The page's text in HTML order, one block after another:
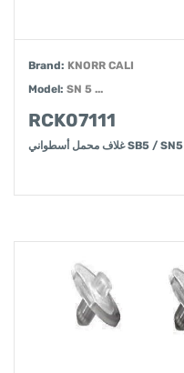
Brand: KNORR CALI
Model: SN 5 ...
RCK07111
غلاف محمل أسطواني SB5 / SN5